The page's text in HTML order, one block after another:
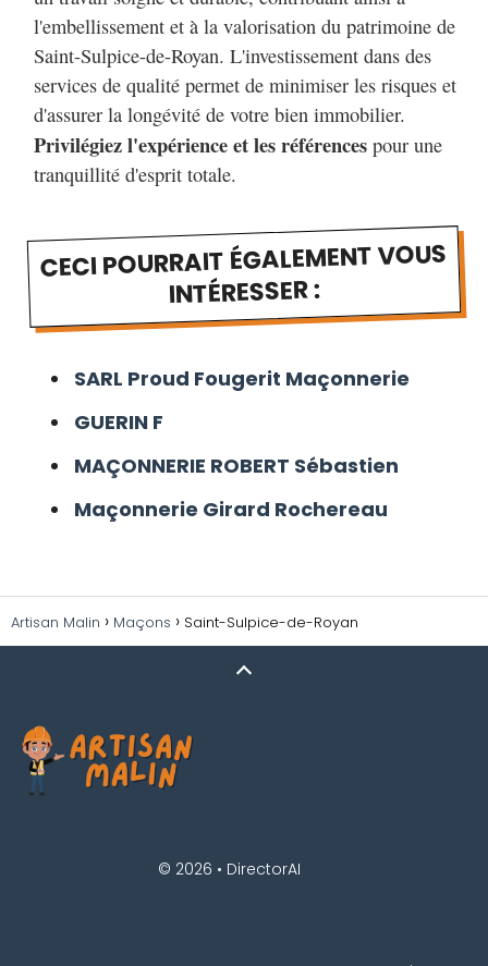
l'embellissement et à la valorisation du patrimoine de
Saint-Sulpice-de-Royan. L'investissement dans des
services de qualité permet de minimiser les risques et
d'assurer la longévité de votre bien immobilier.
Privilégiez l'expérience et les références pour une
tranquillité d'esprit totale.
CECI POURRAIT ÉGALEMENT VOUS
INTÉRESSER :
SARL Proud Fougerit Maçonnerie
GUERIN F
MAÇONNERIE ROBERT Sébastien
Maçonnerie Girard Rochereau
Artisan Malin Maçons Saint-Sulpice-de-Royan
© 2026 • DirectorAI